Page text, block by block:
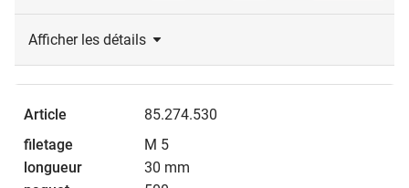
Afficher les détails
85.274.530
M 5
30 mm